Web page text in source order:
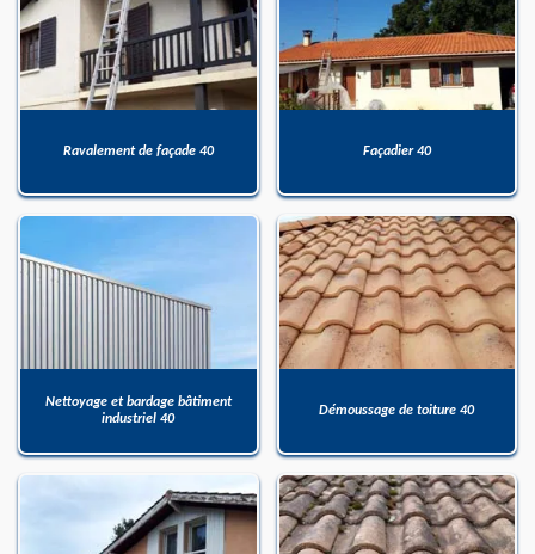
Ravalement de façade 40 Façadier 40
Nettoyage et bardage bâtiment
industriel 40
Démoussage de toiture 40